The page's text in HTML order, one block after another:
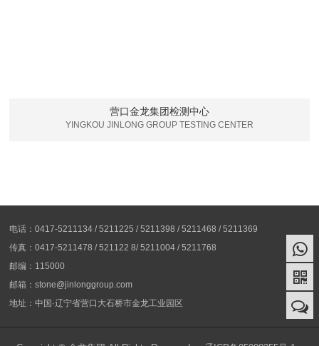
营口金龙集团检测中心
YINGKOU JINLONG GROUP TESTING CENTER
电话：0417-5211134 / 5211225 / 5211398 / 5211468 / 5211369
传真：0417-5211478 / 521122 8/ 5211004 / 5211768
邮编：115000
邮箱：stone@jinlonggroup.com
地址：中国·辽宁省营口大石桥市金龙工业园区